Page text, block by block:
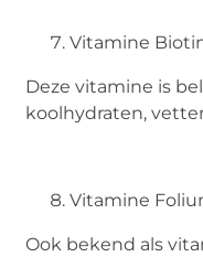
Vitamine
Deze vitamine is
koolhydraten,
Vitamine
Ook bekend als